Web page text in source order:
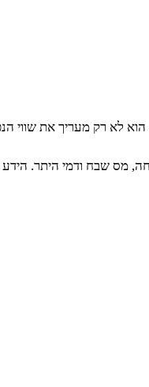
הוא לא רק מעריך את
מתמחה בניהול השגות על היטלי